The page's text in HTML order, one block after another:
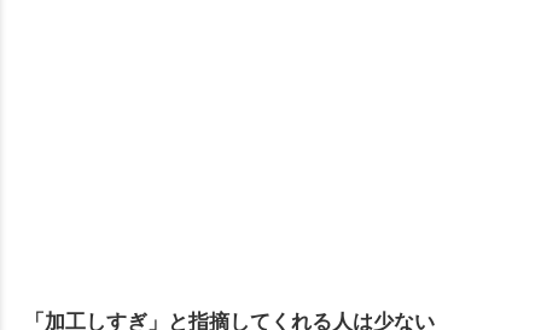
「加工しすぎ」と指摘してくれる人は少ない